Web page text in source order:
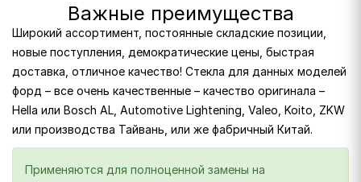
Важные преимущества
Широкий ассортимент, постоянные складские позиции,
новые поступления, демократические цены, быстрая
доставка, отличное качество! Стекла для данных моделей
форд – все очень качественные – качество оригинала –
Hella или Bosch AL, Automotive Lightening, Valeo, Koito, ZKW
или производства Тайвань, или же фабричный Китай.
Применяются для полноценной замены на